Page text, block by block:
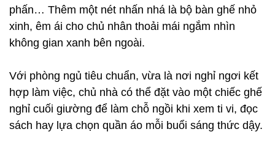
phấn… Thêm một nét nhấn nhá là bộ bàn ghế nhỏ
xinh, êm ái cho chủ nhân thoải mái ngắm nhìn
không gian xanh bên ngoài.
Với phòng ngủ tiêu chuẩn, vừa là nơi nghỉ ngơi kết
hợp làm việc, chủ nhà có thể đặt vào một chiếc ghế
nghỉ cuối giường để làm chỗ ngồi khi xem ti vi, đọc
sách hay lựa chọn quần áo mỗi buổi sáng thức dậy.